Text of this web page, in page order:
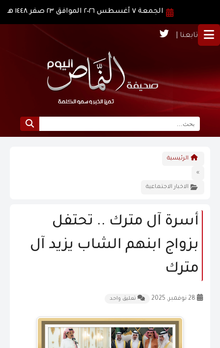
الجمعة ٧ أغسطس ٢٠٢٦ الموافق ٢٣ صفر ١٤٤٨ هـ
تابعنا |
نبذة عن النماص
الرؤية و الرسالة
الاخبار
الشكاوى و الاقتراحات
الرئيسية
»
الاخبار الاجتماعية
أسرة آل مترك .. تحتفل
بزواج ابنهم الشاب يزيد آل
مترك
تعليق واحد